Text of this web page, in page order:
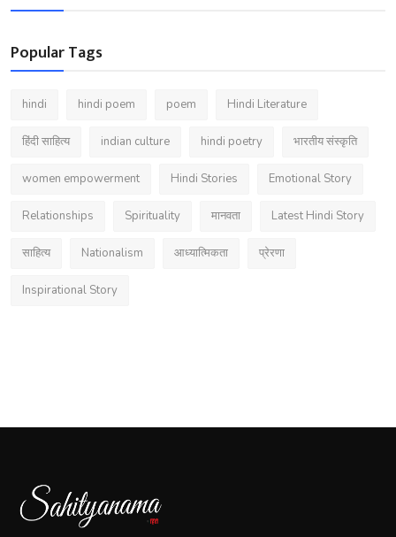
Popular Tags
hindi hindi poem poem Hindi Literature
हिंदी साहित्य indian culture hindi poetry भारतीय संस्कृति
women empowerment Hindi Stories Emotional Story
Relationships Spirituality मानवता Latest Hindi Story
साहित्य Nationalism आध्यात्मिकता प्रेरणा
Inspirational Story